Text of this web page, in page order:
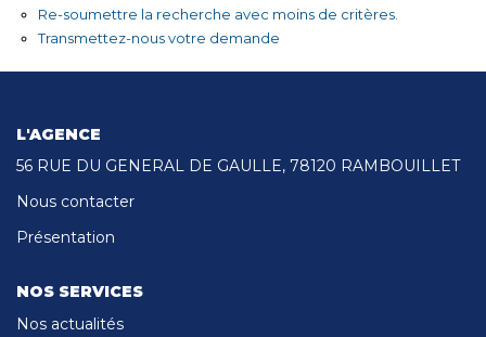
CONTACT
Re-soumettre la recherche avec moins de critères.
Transmettez-nous votre demande
L'AGENCE
56 RUE DU GENERAL DE GAULLE, 78120 RAMBOUILLET
Nous contacter
Présentation
NOS SERVICES
Nos actualités